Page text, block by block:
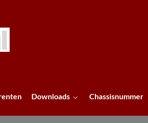
Downloads Chassisnummer